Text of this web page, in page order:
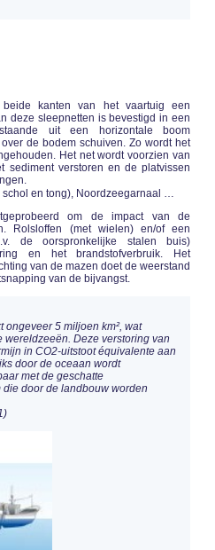
kanten van het vaartuig een
deze sleepnetten is bevestigd in een
uit een horizontale boom
de bodem schuiven. Zo wordt het
Het net wordt voorzien van
sediment verstoren en de platvissen
schol en tong), Noordzeegarnaal …
om de impact van de
Rolsloffen (met wielen) en/of een
de oorspronkelijke stalen buis)
en het brandstofverbruik. Het
van de mazen doet de weerstand
van de bijvangst.
5 miljoen km², wat
wereldzeeën. Deze verstoring van
in CO2-uitstoot équivalente aan
door de oceaan wordt
met de geschatte
door de landbouw worden